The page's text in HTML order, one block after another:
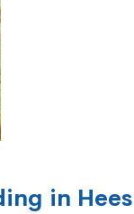
in Hees